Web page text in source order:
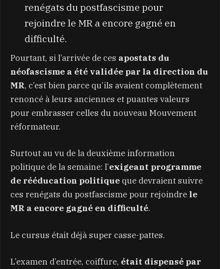
renégats du postfascisme pour
rejoindre le MR a encore gagné en
difficulté.
Pourtant, si l’arrivée de ces apostats du
néofascisme a été validée par la direction du
MR, c’est bien parce qu’ils avaient complètement
renoncé à leurs anciennes et puantes valeurs
pour embrasser celles du nouveau Mouvement
réformateur.
Surtout au vu de la deuxième information
politique de la semaine: l’exigeant programme
de rééducation politique que devraient suivre
ces renégats du postfascisme pour rejoindre le
MR a encore gagné en difficulté.
Le cursus était déjà super casse-pattes.
L’examen d’entrée, coiffure, était dispensé par